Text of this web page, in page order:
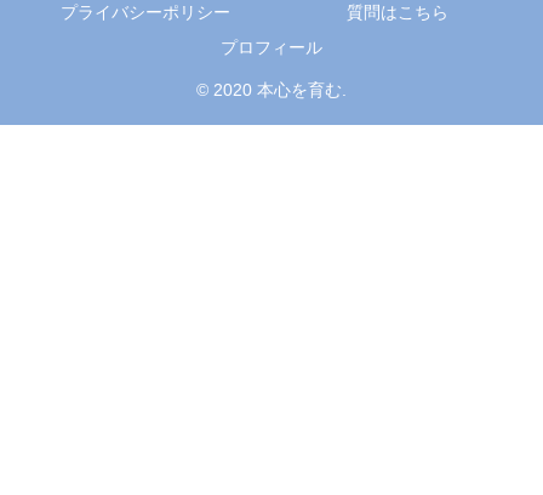
プライバシーポリシー
質問はこちら
プロフィール
© 2020 本心を育む.